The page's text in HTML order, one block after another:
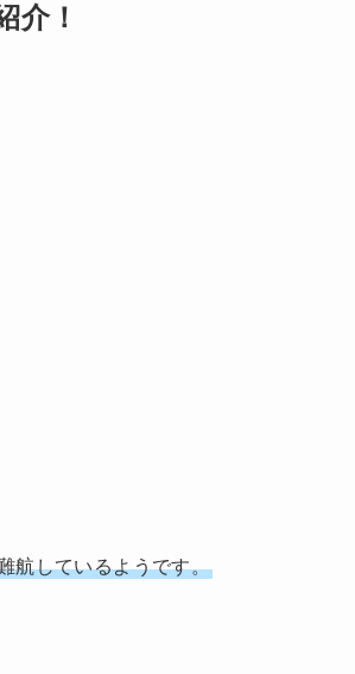
介！
航しているようです。